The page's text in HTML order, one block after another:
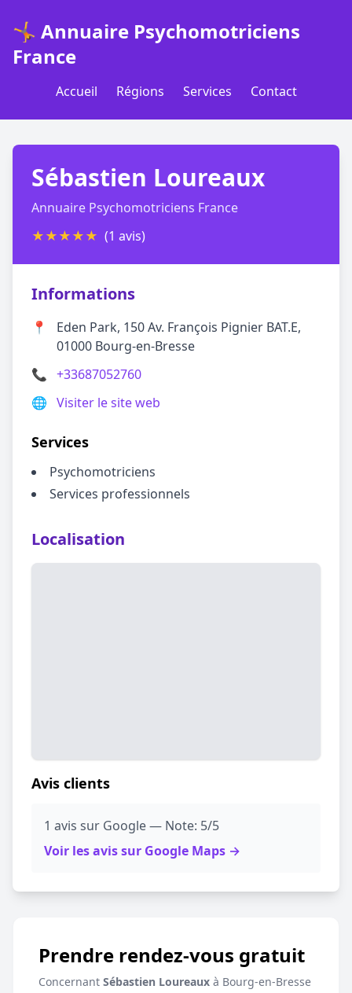
🤸 Annuaire Psychomotriciens
France
Accueil Régions Services Contact
Sébastien Loureaux
Annuaire Psychomotriciens France
★★★★★ (1 avis)
Informations
📍
Eden Park, 150 Av. François Pignier BAT.E,
01000 Bourg-en-Bresse
📞 +33687052760
🌐 Visiter le site web
Services
Psychomotriciens
Services professionnels
Localisation
Avis clients
1 avis sur Google — Note: 5/5
Voir les avis sur Google Maps →
Prendre rendez-vous gratuit
Concernant Sébastien Loureaux à Bourg-en-Bresse